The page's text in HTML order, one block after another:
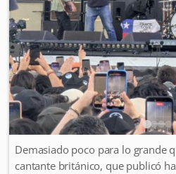
Demasiado poco para lo grande
cantante británico, que publicó